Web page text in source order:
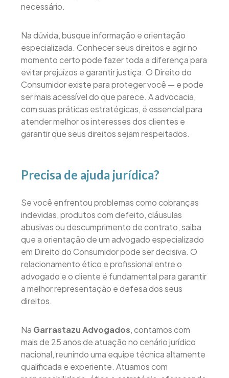
necessário.
Na dúvida, busque informação e orientação
especializada. Conhecer seus direitos e agir no
momento certo pode fazer toda a diferença para
evitar prejuízos e garantir justiça. O Direito do
Consumidor existe para proteger você — e pode
ser mais acessível do que parece. A advocacia,
com suas práticas estratégicas, é essencial para
atender melhor os interesses dos clientes e
garantir que seus direitos sejam respeitados.
Precisa de ajuda jurídica?
Se você enfrentou problemas como cobranças
indevidas, produtos com defeito, cláusulas
abusivas ou descumprimento de contrato, saiba
que a orientação de um advogado especializado
em Direito do Consumidor pode ser decisiva. O
relacionamento ético e profissional entre o
advogado e o cliente é fundamental para garantir
a melhor representação e defesa dos seus
direitos.
Na Garrastazu Advogados, contamos com
mais de 25 anos de atuação no cenário jurídico
nacional, reunindo uma equipe técnica altamente
qualificada e experiente. Atuamos com